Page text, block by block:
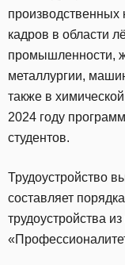
производственных
кадров в области
промышленности,
металлургии,
также в
2024 году
студентов.
Трудоустройство
составляет
трудоустройства